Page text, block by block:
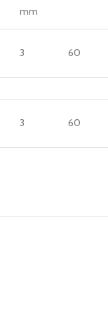
mm
3 60
3 60